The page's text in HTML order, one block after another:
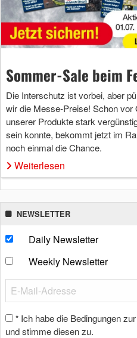
Sommer-Sale beim
Die Interschutz ist vorbei, aber
wir die Messe-Preise! Schon vor
unserer Produkte stark
sein konnte, bekommt jetzt im
noch einmal die Chance.
Weiterlesen
NEWSLETTER
Daily Newsletter
Weekly Newsletter
* Ich habe die Bedingungen
und stimme diesen zu.